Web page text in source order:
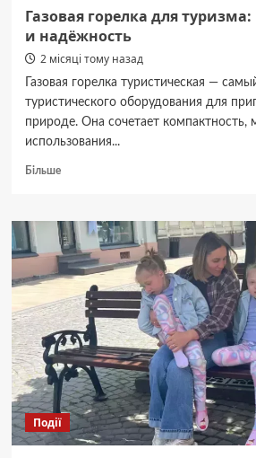
Газовая горелка для
и надёжность
2 місяці тому назад
Газовая горелка туристическая —
туристического оборудования для
природе. Она сочетает компактность,
использования...
БільшеДокладніше
горелка
для
туризма:
компактность
надёжность
Події